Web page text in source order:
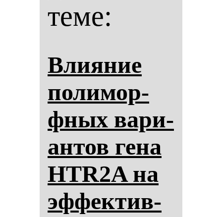
теме:
Вли­яние
по­ли­мор­
фных ва­ри­
ан­тов ге­на
HTR2A на
эф­фек­тив­